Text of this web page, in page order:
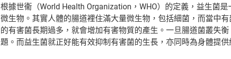
根據世衞（World Health Organization，WHO）的定義，益生菌
微生物。其實人體的腸道裡住滿大量微生物，包括細菌，而當中
的有害菌長期過多，就會增加有害物質的產生。一旦腸道菌叢失
題。而益生菌就正好能有效抑制有害菌的生長，亦同時為身體提